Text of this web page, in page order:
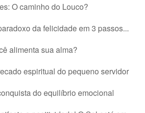
O caminho do Louco?
da felicidade em 3 passos...
alimenta sua alma?
espiritual do pequeno servidor
do equilíbrio emocional